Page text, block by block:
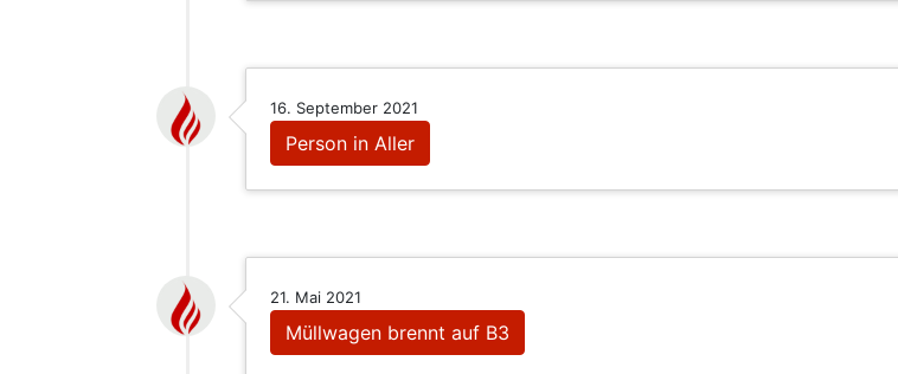
16. September 2021
Person in Aller
21. Mai 2021
Müllwagen brennt auf B3